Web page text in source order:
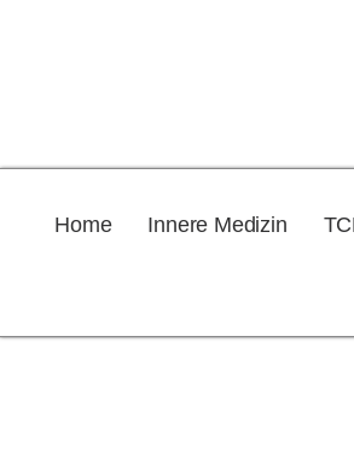
Home Innere Medizin